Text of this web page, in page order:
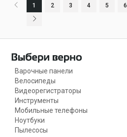
1 2 3 4 5 6
Варочные панели
Велосипеды
Видеорегистраторы
Инструменты
Мобильные телефоны
Ноутбуки
Пылесосы